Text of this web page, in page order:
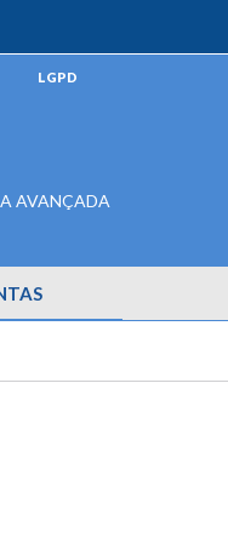
LGPD
AVANÇADA